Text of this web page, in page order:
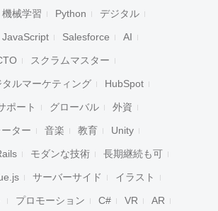
機械学習 Python デジタル
JavaScript Salesforce AI
スクラムマスター
タルマーケティング HubSpot
ポート グローバル 外資
ター 音楽 教育 Unity
モダンな技術 長期継続も可
サーバーサイド イラスト
プロモーション C# VR AR